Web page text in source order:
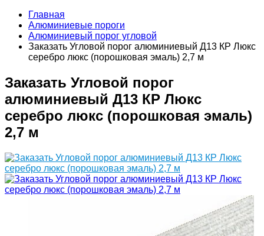
Главная
Алюминиевые пороги
Алюминиевый порог угловой
Заказать Угловой порог алюминиевый Д13 КР Люкс
серебро люкс (порошковая эмаль) 2,7 м
Заказать Угловой порог
алюминиевый Д13 КР Люкс
серебро люкс (порошковая эмаль)
2,7 м